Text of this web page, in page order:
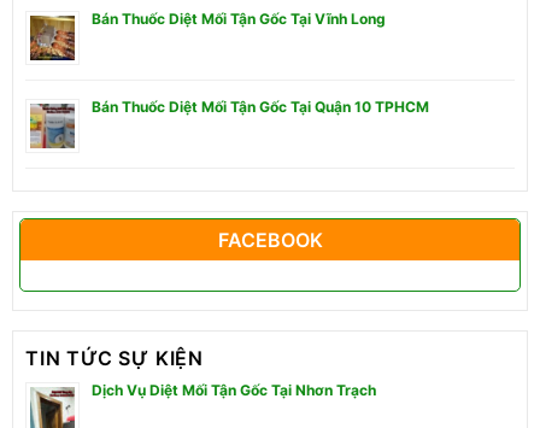
Bán Thuốc Diệt Mối Tận Gốc Tại Vĩnh Long
Bán Thuốc Diệt Mối Tận Gốc Tại Quận 10 TPHCM
FACEBOOK
TIN TỨC SỰ KIỆN
Dịch Vụ Diệt Mối Tận Gốc Tại Nhơn Trạch